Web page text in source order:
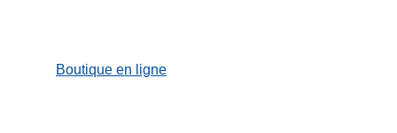
Boutique en ligne